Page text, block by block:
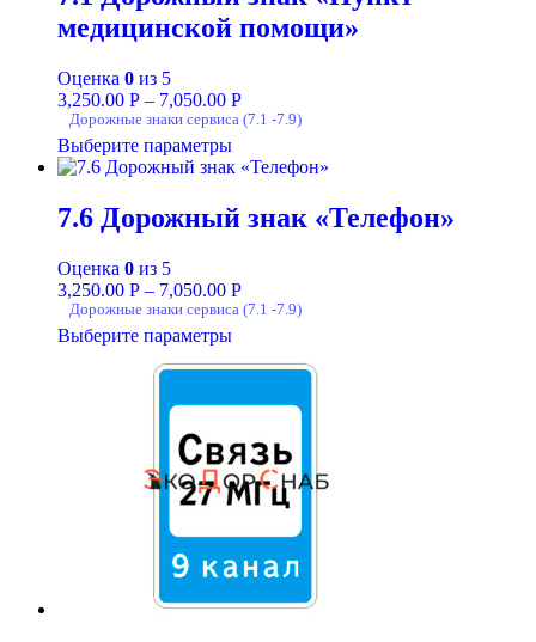
медицинской помощи»
Оценка 0 из 5
3,250.00 Р – 7,050.00 Р
Дорожные знаки сервиса (7.1 -7.9)
Выберите параметры
7.6 Дорожный знак «Телефон»
Оценка 0 из 5
3,250.00 Р – 7,050.00 Р
Дорожные знаки сервиса (7.1 -7.9)
Выберите параметры